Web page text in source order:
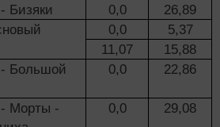
Бизяки 0,0
26,89
0,0
5,37
11,07
15,88
Большой
0,0 22,86
Морты -
0,0 29,08